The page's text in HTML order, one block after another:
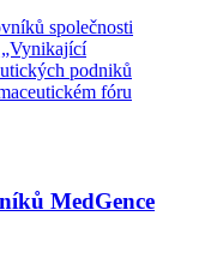
MedGence